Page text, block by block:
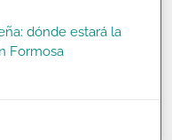
dónde estará la
Formosa